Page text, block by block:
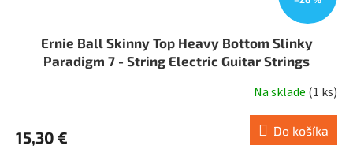
Ernie Ball Skinny Top Heavy Bottom Slinky
Paradigm 7 - String Electric Guitar Strings
Na sklade (1 ks)
15,30 € Do košíka